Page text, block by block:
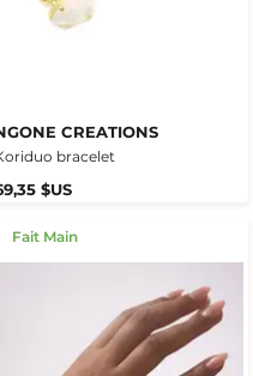
CREATIONS
bracelet
$US
Fait Main